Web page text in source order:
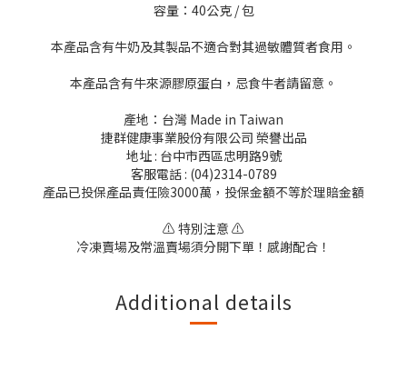
容量：40公克 / 包
本產品含有牛奶及其製品不適合對其過敏體質者食用。
本產品含有牛來源膠原蛋白，忌食牛者請留意。
產地：台灣 Made in Taiwan
捷群健康事業股份有限公司 榮譽出品
地址 : 台中市西區忠明路9號
客服電話 : (04)2314-0789
產品已投保產品責任險3000萬，投保金額不等於理賠金額
⚠️ 特別注意 ⚠️
冷凍賣場及常溫賣場須分開下單！感謝配合！
Additional details